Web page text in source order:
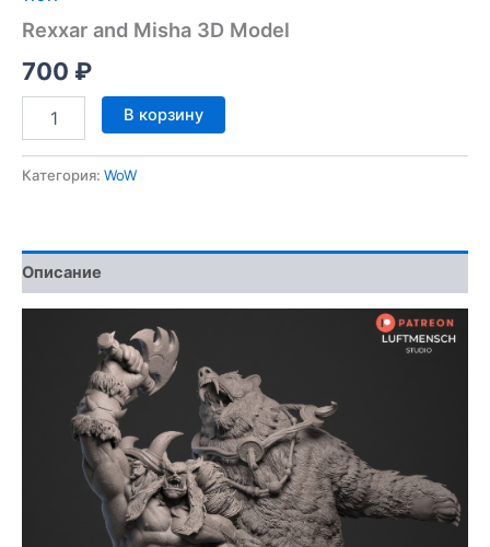
Rexxar and Misha 3D Model
700 ₽
Количество
товара
and
В корзину
Категория: WoW
Описание